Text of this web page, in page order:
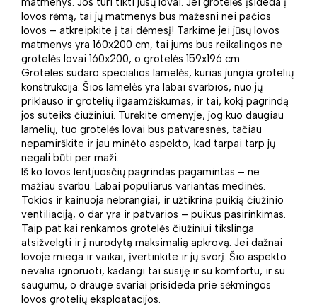
lovos rėmą, tai jų matmenys bus mažesni nei pačios
lovos – atkreipkite į tai dėmesį! Tarkime jei jūsų lovos
matmenys yra 160x200 cm, tai jums bus reikalingos ne
grotelės lovai 160x200, o grotelės 159x196 cm.
Groteles sudaro specialios lamelės, kurias jungia grotelių
konstrukcija. Šios lamelės yra labai svarbios, nuo jų
priklauso ir grotelių ilgaamžiškumas, ir tai, kokį pagrindą
jos suteiks čiužiniui. Turėkite omenyje, jog kuo daugiau
lamelių, tuo grotelės lovai bus patvaresnės, tačiau
nepamirškite ir jau minėto aspekto, kad tarpai tarp jų
negali būti per maži.
Iš ko lovos lentjuosčių pagrindas pagamintas – ne
mažiau svarbu. Labai populiarus variantas medinės.
Tokios ir kainuoja nebrangiai, ir užtikrina puikią čiužinio
ventiliaciją, o dar yra ir patvarios – puikus pasirinkimas.
Taip pat kai renkamos grotelės čiužiniui tikslinga
atsižvelgti ir į nurodytą maksimalią apkrovą. Jei dažnai
lovoje miega ir vaikai, įvertinkite ir jų svorį. Šio aspekto
nevalia ignoruoti, kadangi tai susiję ir su komfortu, ir su
saugumu, o drauge svariai prisideda prie sėkmingos
lovos grotelių eksploatacijos.